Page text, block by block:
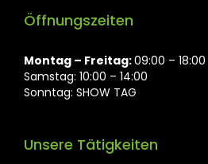
Öffnungszeiten
Montag ⁠– Freitag:09:00 – 18:00
Samstag: 10:00 – 14:00
Sonntag: SHOW TAG
Unsere Tätigkeiten